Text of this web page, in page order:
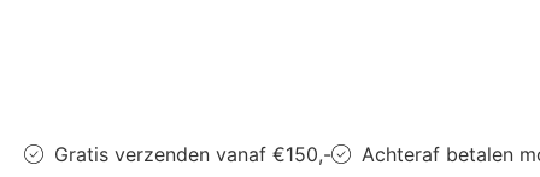
Gratis verzenden vanaf €150,- Achteraf betalen